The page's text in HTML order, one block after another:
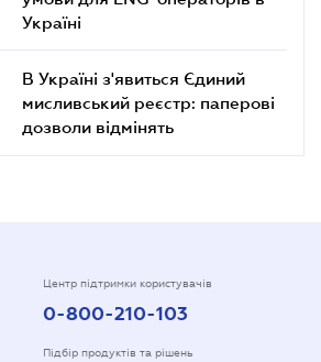
Україні
В Україні з'явиться Єдиний
мисливський реєстр: паперові
дозволи відмінять
Центр підтримки користувачів
0-800-210-103
Підбір продуктів та рішень